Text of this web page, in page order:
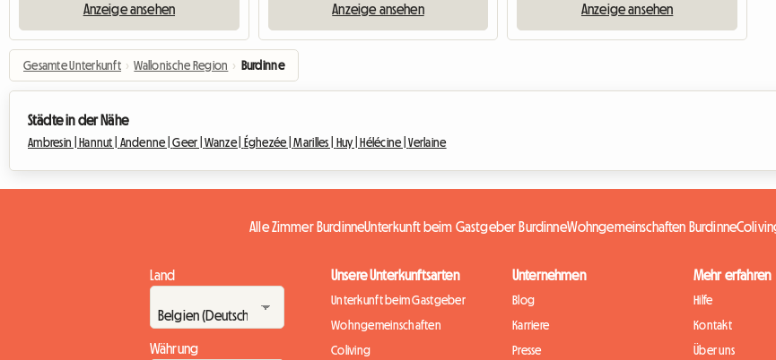
Anzeige ansehen Anzeige ansehen Anzeige ansehen
Gesamte Unterkunft › Wallonische Region › Burdinne
Städte in der Nähe
Ambresin |Hannut | Andenne |Geer |Wanze | Éghezée |Marilles | Huy |Hélécine |Verlaine
Alle Zimmer BurdinneUnterkunft beim Gastgeber BurdinneWohngemeinschaften Burdinne
Land
Währung
Unsere Unterkunftsarten
Unterkunft beim Gastgeber
Wohngemeinschaften
Coliving
Unternehmen
Blog
Karriere
Presse
Mehr erfahren
Hilfe
Kontakt
Über uns